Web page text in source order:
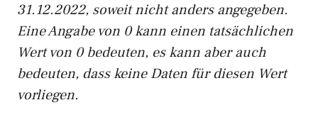
31.12.2022, soweit nicht anders angegeben.
Eine Angabe von 0 kann einen tatsächlichen
Wert von 0 bedeuten, es kann aber auch
bedeuten, dass keine Daten für diesen Wert
vorliegen.